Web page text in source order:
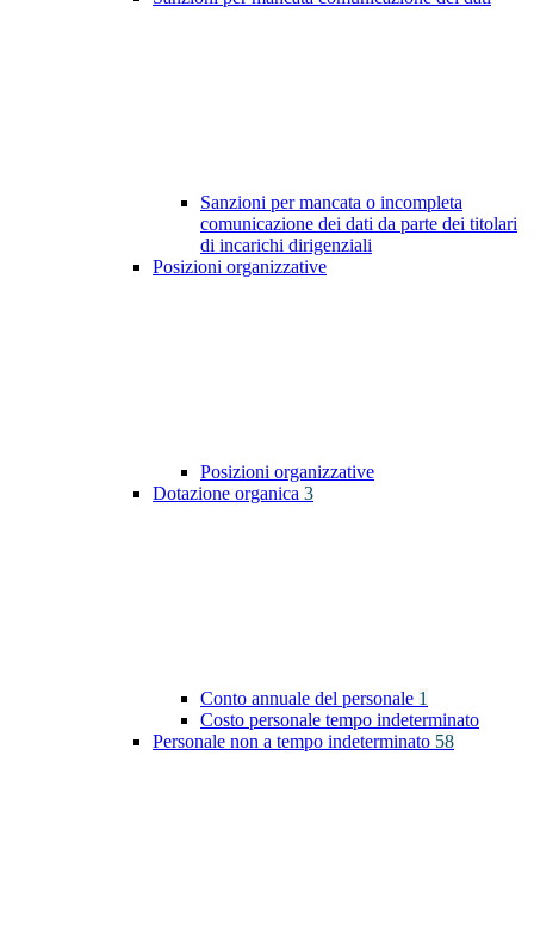
Sanzioni per mancata o incompleta
comunicazione dei dati da parte dei titolari
di incarichi dirigenziali
Posizioni organizzative
Posizioni organizzative
Dotazione organica 3
Conto annuale del personale 1
Costo personale tempo indeterminato
Personale non a tempo indeterminato 58